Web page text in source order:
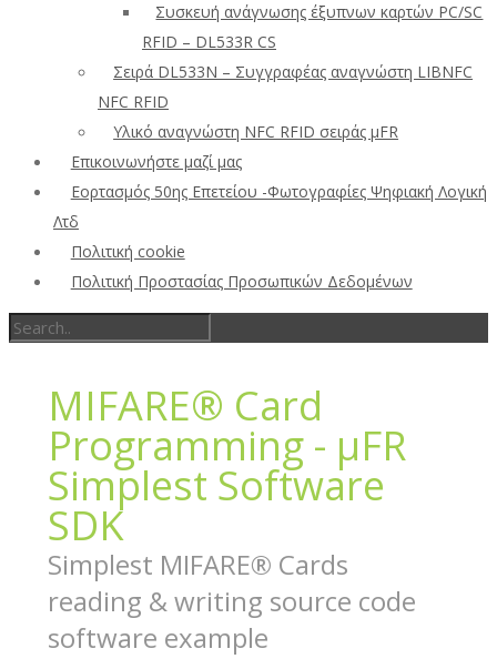
Συσκευή ανάγνωσης έξυπνων καρτών PC/SC
RFID – DL533R CS
Σειρά DL533N – Συγγραφέας αναγνώστη LIBNFC
NFC RFID
Υλικό αναγνώστη NFC RFID σειράς μFR
Επικοινωνήστε μαζί μας
Εορτασμός 50ης Επετείου -Φωτογραφίες Ψηφιακή Λογική
Λτδ
Πολιτική cookie
Πολιτική Προστασίας Προσωπικών Δεδομένων
MIFARE® Card
Programming - µFR
Simplest Software
SDK
Simplest MIFARE® Cards
reading & writing source code
software example